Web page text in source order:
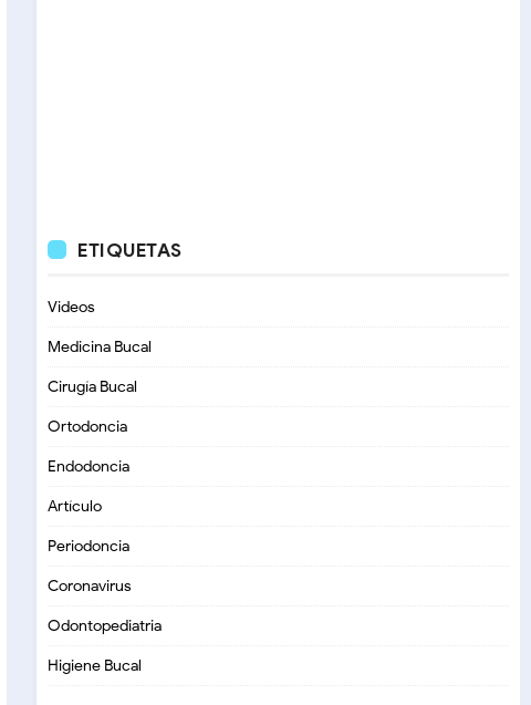
ETIQUETAS
Videos
Medicina Bucal
Cirugía Bucal
Ortodoncia
Endodoncia
Artículo
Periodoncia
Coronavirus
Odontopediatria
Higiene Bucal